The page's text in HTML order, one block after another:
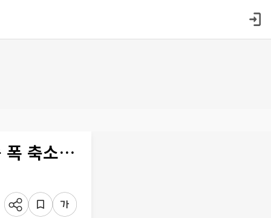
폭 축소…